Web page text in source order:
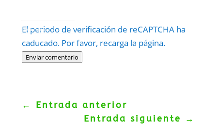
El periodo de verificación de reCAPTCHA ha
caducado. Por favor, recarga la página.
Enviar comentario
Politica–Términos.
← Entrada anterior
Entrada siguiente
→